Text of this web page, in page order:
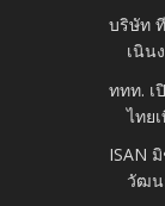
บริษัท
เนิน
ททท. เ
ไทยเ
ISAN
วัฒน